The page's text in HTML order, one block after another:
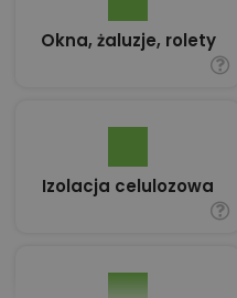
Okna, żaluzje, rolety
Izolacja celulozowa